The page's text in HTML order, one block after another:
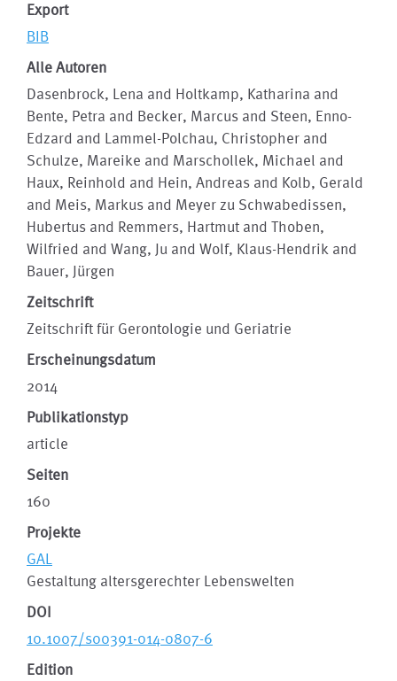
Export
BIB
Alle Autoren
Dasenbrock, Lena and Holtkamp, Katharina and
Bente, Petra and Becker, Marcus and Steen, Enno-
Edzard and Lammel-Polchau, Christopher and
Schulze, Mareike and Marschollek, Michael and
Haux, Reinhold and Hein, Andreas and Kolb, Gerald
and Meis, Markus and Meyer zu Schwabedissen,
Hubertus and Remmers, Hartmut and Thoben,
Wilfried and Wang, Ju and Wolf, Klaus-Hendrik and
Bauer, Jürgen
Zeitschrift
Zeitschrift für Gerontologie und Geriatrie
Erscheinungsdatum
2014
Publikationstyp
article
Seiten
160
Projekte
GAL
Gestaltung altersgerechter Lebenswelten
DOI
10.1007/s00391-014-0807-6
Edition